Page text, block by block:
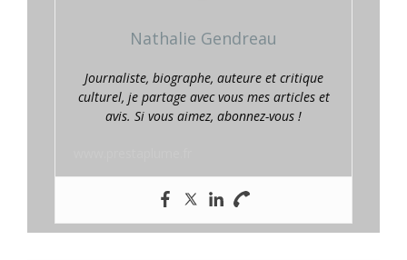
Nathalie Gendreau
Journaliste, biographe, auteure et critique
culturel, je partage avec vous mes articles et
avis. Si vous aimez, abonnez-vous !